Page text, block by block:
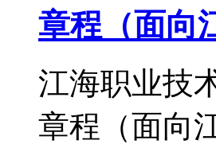
章程（面向
江海职业技
章程（面